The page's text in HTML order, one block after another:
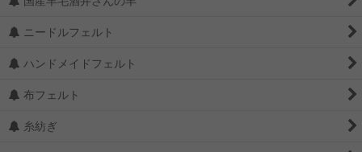
ニードルフェルト
ハンドメイドフェルト
布フェルト
糸紡ぎ